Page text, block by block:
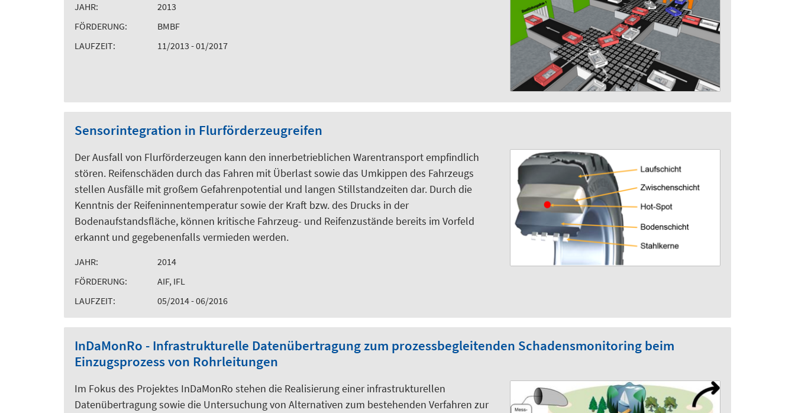
JAHR:
2013
FÖRDERUNG:
BMBF
LAUFZEIT:
11/2013 - 01/2017
Sensorintegration in Flurförderzeugreifen
Der Ausfall von Flurförderzeugen kann den innerbetrieblichen Warentransport empfindlich
stören. Reifenschäden durch das Fahren mit Überlast sowie das Umkippen des Fahrzeugs
stellen Ausfälle mit großem Gefahrenpotential und langen Stillstandzeiten dar. Durch die
Kenntnis der Reifeninnentemperatur sowie der Kraft bzw. des Drucks in der
Bodenaufstandsfläche, können kritische Fahrzeug- und Reifenzustände bereits im Vorfeld
erkannt und gegebenenfalls vermieden werden.
JAHR:
2014
FÖRDERUNG:
AIF, IFL
LAUFZEIT:
05/2014 - 06/2016
InDaMonRo - Infrastrukturelle Datenübertragung zum prozessbegleitenden Schadensmonitoring beim
Einzugsprozess von Rohrleitungen
Im Fokus des Projektes InDaMonRo stehen die Realisierung einer infrastrukturellen
Datenübertragung sowie die Untersuchung von Alternativen zum bestehenden Verfahren zur